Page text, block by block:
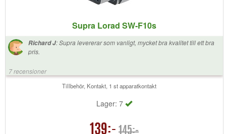
Supra Lorad SW-F10s
Richard J:Supra levererar som vanligt, mycket bra kvalitet till ett bra
pris.
7 recensioner
Tillbehör, Kontakt, 1 st apparatkontakt
Lager: 7
139:- 145:-